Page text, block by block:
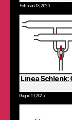
Febbraio 13, 2026
Linea
Giugno 19, 2025